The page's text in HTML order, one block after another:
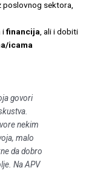
poslovnog sektora,
ifinancija, ali i dobiti
icama
govori
nekim
malo
da dobro
Na APV